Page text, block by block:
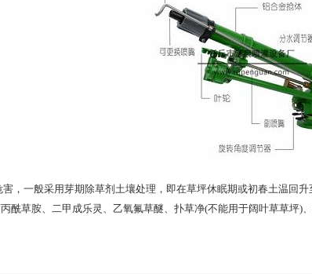
，一般采用芽期除草剂土壤处理，即在草坪休眠期或初春土温回
酰草胺、二甲成乐灵、乙氧氟草醚、扑草净(不能用于阔叶草草坪)